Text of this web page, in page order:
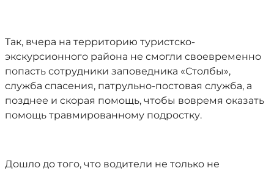
Так, вчера на территорию туристско-
экскурсионного района не смогли своевременно
попасть сотрудники заповедника «Столбы»,
служба спасения, патрульно-постовая служба, а
позднее и скорая помощь, чтобы вовремя оказать
помощь травмированному подростку.
Дошло до того, что водители не только не